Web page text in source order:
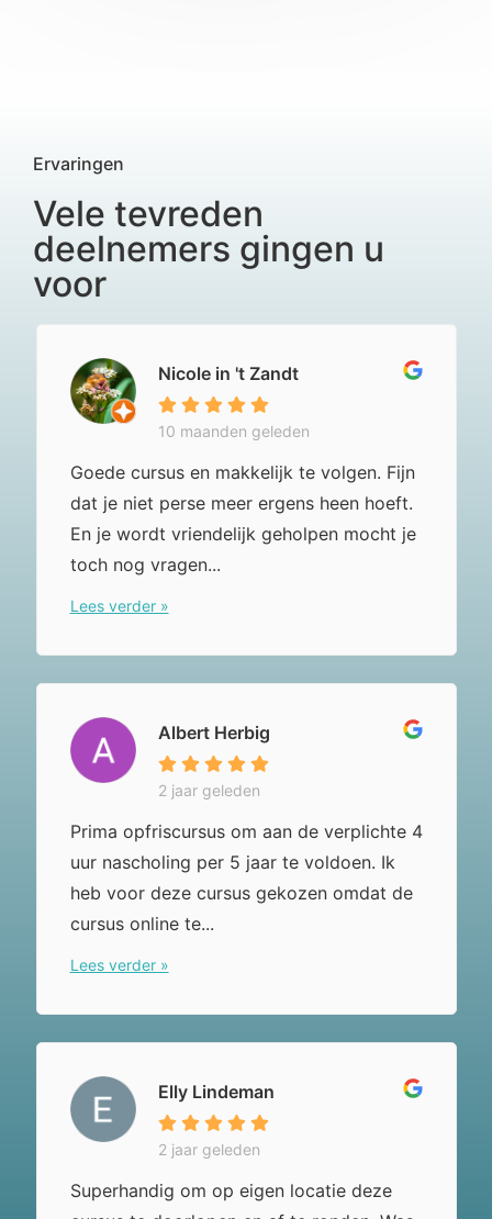
Ervaringen
Vele tevreden
deelnemers gingen u
voor
Nicole in 't Zandt
10 maanden geleden
Goede cursus en makkelijk te volgen. Fijn
dat je niet perse meer ergens heen hoeft.
En je wordt vriendelijk geholpen mocht je
toch nog vragen...
Lees verder »
Albert Herbig
2 jaar geleden
Prima opfriscursus om aan de verplichte 4
uur nascholing per 5 jaar te voldoen. Ik
heb voor deze cursus gekozen omdat de
cursus online te...
Lees verder »
Elly Lindeman
2 jaar geleden
Superhandig om op eigen locatie deze